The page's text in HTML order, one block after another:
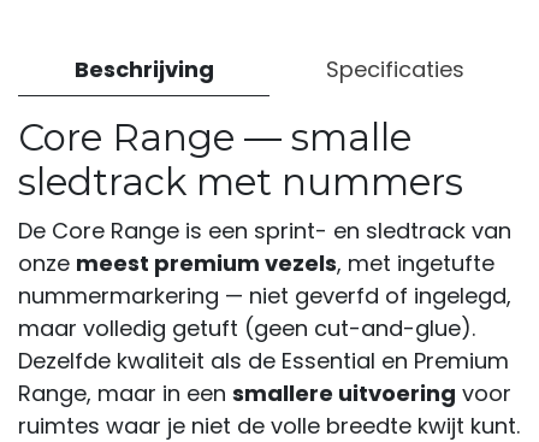
Beschrijving Specificaties
Core Range — smalle
sledtrack met nummers
De Core Range is een sprint- en sledtrack van
onze meest premium vezels, met ingetufte
nummermarkering — niet geverfd of ingelegd,
maar volledig getuft (geen cut-and-glue).
Dezelfde kwaliteit als de Essential en Premium
Range, maar in een smallere uitvoering voor
ruimtes waar je niet de volle breedte kwijt kunt.